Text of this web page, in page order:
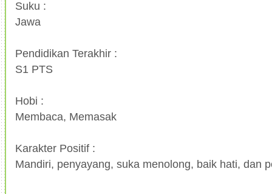
Suku :
Jawa
Pendidikan Terakhir :
S1 PTS
Hobi :
Membaca, Memasak
Karakter Positif :
Mandiri, penyayang, suka menolong, baik hati, dan